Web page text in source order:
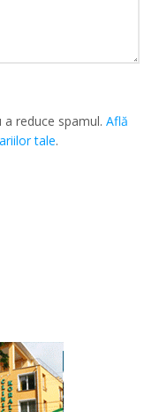
a reduce spamul.Află
tale.